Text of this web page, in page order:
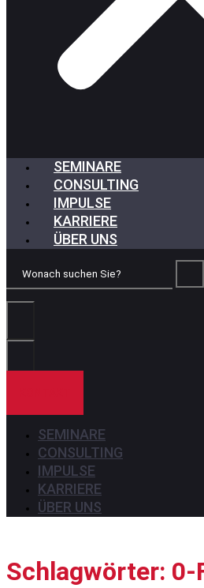
SEMINARE
CONSULTING
IMPULSE
KARRIERE
ÜBER UNS
Wonach
Sie?
SEMINARE
CONSULTING
IMPULSE
KARRIERE
ÜBER UNS
Schlagwörter: